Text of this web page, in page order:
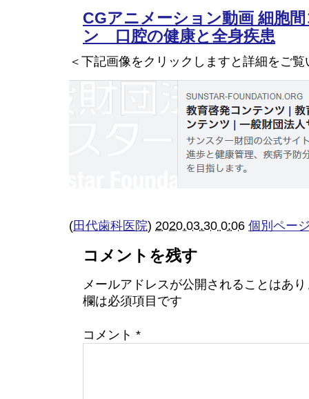
CGアニメーション動画 細胞
ン 口腔の健康と全身疾患
＜下記画像をクリックしますと詳細をご
(田代歯科医院) 2020.03.30 0:06 個別ペー
コメントを残す
メールアドレスが公開されることはあ
欄は必須項目です
コメント *